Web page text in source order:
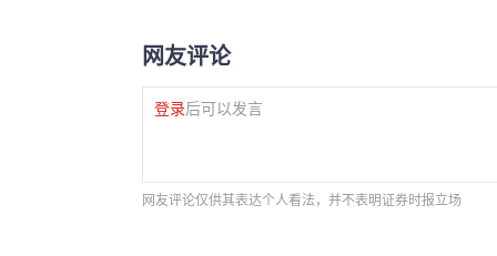
网友评论
登录后可以发言
网友评论仅供其表达个人看法，并不表明证券时报立场